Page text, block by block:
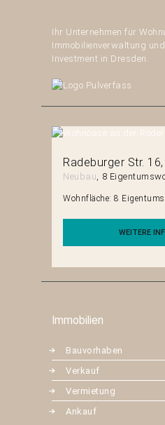
Ihr Unternehmen für
Immobilienverwaltung
Investment in Dresden.
Radeburger Str. 16
Neubau 8
Wohnfläche: 8
WEITERE
Immobilien
Bauvorhaben
Verkauf
Vermietung
Ankauf